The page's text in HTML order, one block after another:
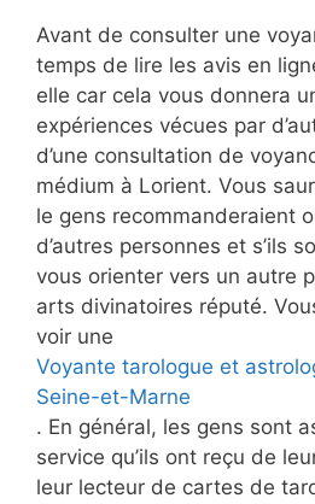
Avant de consulter une
temps de lire les avis en
elle car cela vous donnera
expériences vécues par
d’une consultation de
médium à Lorient. Vous
le gens recommanderaient
d’autres personnes et s’ils
vous orienter vers un autre
arts divinatoires réputé.
voir une
Voyante tarologue et
Seine-et-Marne
. En général, les gens sont
service qu’ils ont reçu de
leur lecteur de cartes de